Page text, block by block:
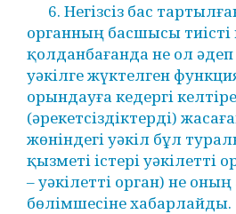
6. Негізсіз бас
органның басшысы
қолданбағанда не ол әдеп
уәкілге жүктелген
орындауға кедергі
(әрекетсіздіктерді)
жөніндегі уәкіл бұл
қызметі істері уәкілетті
– уәкілетті орган) не
бөлімшесіне хабарлайды.